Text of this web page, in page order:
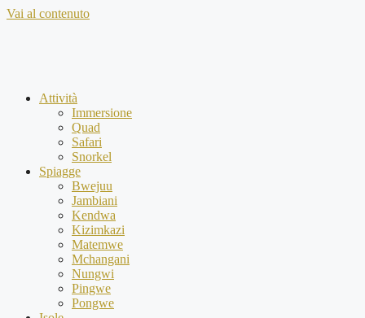
Vai al contenuto
Attività
Immersione
Quad
Safari
Snorkel
Spiagge
Bwejuu
Jambiani
Kendwa
Kizimkazi
Matemwe
Mchangani
Nungwi
Pingwe
Pongwe